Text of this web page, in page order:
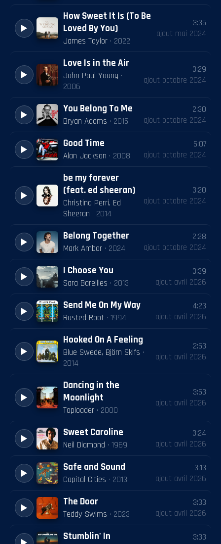
How Sweet It Is (To Be
Loved By You)
James Taylor · 2022
3:35
ajout mai 2024
Love Is in the Air
John Paul Young ·
2006
3:29
ajout octobre 2024
You Belong To Me
Bryan Adams · 2015
2:30
ajout octobre 2024
Good Time
Alan Jackson · 2008
5:07
ajout octobre 2024
be my forever
(feat. ed sheeran)
Christina Perri, Ed
Sheeran · 2014
3:20
ajout octobre 2024
Belong Together
Mark Ambor · 2024
2:28
ajout octobre 2024
I Choose You
Sara Bareilles · 2013
3:39
ajout avril 2026
Send Me On My Way
Rusted Root · 1994
4:23
ajout avril 2026
Hooked On A Feeling
Blue Swede, Björn Skifs ·
2014
2:53
ajout avril 2026
Dancing in the
Moonlight
Toploader · 2000
3:53
ajout avril 2026
Sweet Caroline
Neil Diamond · 1969
3:24
ajout avril 2026
Safe and Sound
Capital Cities · 2013
3:13
ajout avril 2026
The Door
Teddy Swims · 2023
3:33
ajout avril 2026
Stumblin' In
3:33